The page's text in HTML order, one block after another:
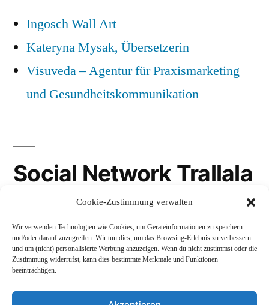
Cookie-Zustimmung verwalten
Wir verwenden Technologien wie Cookies, um Geräteinformationen zu speichern
und/oder darauf zuzugreifen. Wir tun dies, um das Browsing-Erlebnis zu verbessern
und um (nicht) personalisierte Werbung anzuzeigen. Wenn du nicht zustimmst oder die
Zustimmung widerrufst, kann dies bestimmte Merkmale und Funktionen
beeinträchtigen.
Ingosch Wall Art
Kateryna Mysak, Übersetzerin
Visuveda – Agentur für Praxismarketing
und Gesundheitskommunikation
Social Network Trallala
LinkedIn
Mastodon